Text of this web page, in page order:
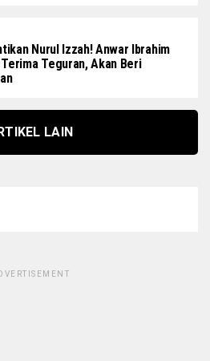
Nurul Izzah! Anwar Ibrahim
Teguran, Akan Beri
LAIN